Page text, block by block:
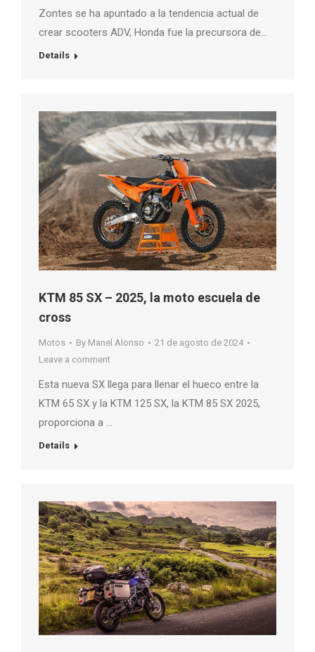
Zontes se ha apuntado a la tendencia actual de
crear scooters ADV, Honda fue la precursora de…
Details
KTM 85 SX – 2025, la moto escuela de
cross
Motos By Manel Alonso
21 de agosto de 2024
Leave a comment
Esta nueva SX llega para llenar el hueco entre la
KTM 65 SX y la KTM 125 SX, la KTM 85 SX 2025,
proporciona a …
Details